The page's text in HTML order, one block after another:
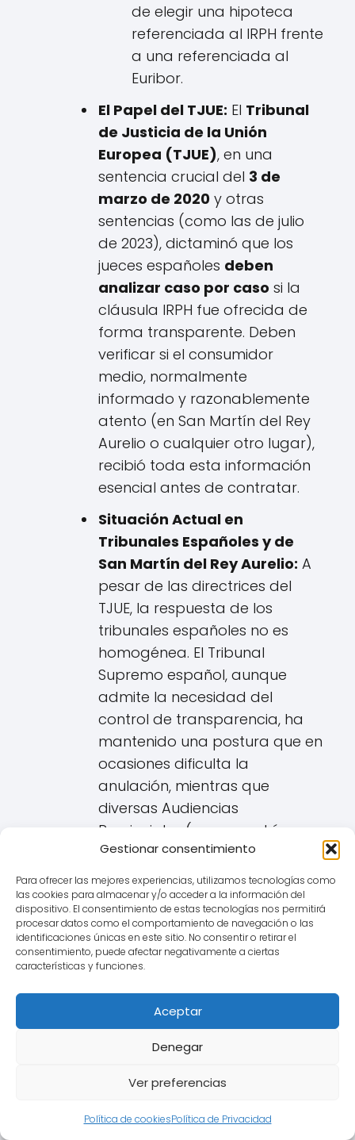
Gestionar consentimiento
Para ofrecer las mejores experiencias, utilizamos tecnologías como
las cookies para almacenar y/o acceder a la información del
dispositivo. El consentimiento de estas tecnologías nos permitirá
procesar datos como el comportamiento de navegación o las
identificaciones únicas en este sitio. No consentir o retirar el
consentimiento, puede afectar negativamente a ciertas
características y funciones.
Aceptar
Denegar
Ver preferencias
Política de cookiesPolítica de Privacidad
de elegir una hipoteca
referenciada al IRPH frente
a una referenciada al
Euribor.
El Papel del TJUE: El Tribunal
de Justicia de la Unión
Europea (TJUE), en una
sentencia crucial del 3 de
marzo de 2020 y otras
sentencias (como las de julio
de 2023), dictaminó que los
jueces españoles deben
analizar caso por caso si la
cláusula IRPH fue ofrecida de
forma transparente. Deben
verificar si el consumidor
medio, normalmente
informado y razonablemente
atento (en San Martín del Rey
Aurelio o cualquier otro lugar),
recibió toda esta información
esencial antes de contratar.
Situación Actual en
Tribunales Españoles y de
San Martín del Rey Aurelio: A
pesar de las directrices del
TJUE, la respuesta de los
tribunales españoles no es
homogénea. El Tribunal
Supremo español, aunque
admite la necesidad del
control de transparencia, ha
mantenido una postura que en
ocasiones dificulta la
anulación, mientras que
diversas Audiencias
Provinciales (como podría ser
la de la zona de San Martín del
Rey Aurelio) dictan sentencias
en sentidos distintos. Por tanto,
el éxito de una reclamación en
San Martín del Rey Aurelio
depende del análisis concreto
documentación aportada y la
interpretación del tribunal.
(Consecuencia de la Falta de
Transparencia):